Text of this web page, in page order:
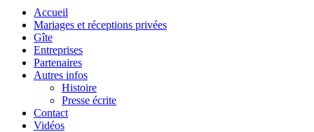
Accueil
Mariages et réceptions privées
Gîte
Entreprises
Partenaires
Autres infos
Histoire
Presse écrite
Contact
Vidéos